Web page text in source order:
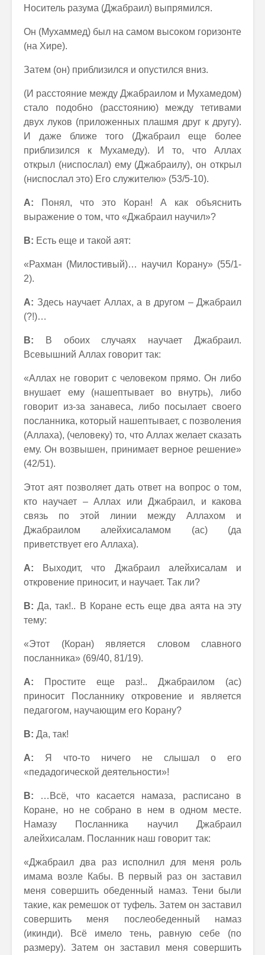
Носитель разума (Джабраил) выпрямился.
Он (Мухаммед) был на самом высоком горизонте
(на Хире).
Затем (он) приблизился и опустился вниз.
(И расстояние между Джабраилом и Мухамедом)
стало подобно (расстоянию) между тетивами
двух луков (приложенных плашмя друг к другу).
И даже ближе того (Джабраил еще более
приблизился к Мухамеду). И то, что Аллах
открыл (ниспослал) ему (Джабраилу), он открыл
(ниспослал это) Его служителю» (53/5-10).
А: Понял, что это Коран! А как объяснить
выражение о том, что «Джабраил научил»?
В: Есть еще и такой аят:
«Рахман (Милостивый)… научил Корану» (55/1-
2).
А: Здесь научает Аллах, а в другом – Джабраил
(?!)…
В: В обоих случаях научает Джабраил.
Всевышний Аллах говорит так:
«Аллах не говорит с человеком прямо. Он либо
внушает ему (нашептывает во внутрь), либо
говорит из-за занавеса, либо посылает своего
посланника, который нашептывает, с позволения
(Аллаха), (человеку) то, что Аллах желает сказать
ему. Он возвышен, принимает верное решение»
(42/51).
Этот аят позволяет дать ответ на вопрос о том,
кто научает – Аллах или Джабраил, и какова
связь по этой линии между Аллахом и
Джабраилом алейхисаламом (ас) (да
приветствует его Аллаха).
А: Выходит, что Джабраил алейхисалам и
откровение приносит, и научает. Так ли?
В: Да, так!.. В Коране есть еще два аята на эту
тему:
«Этот (Коран) является словом славного
посланника» (69/40, 81/19).
А: Простите еще раз!.. Джабраилом (ас)
приносит Посланнику откровение и является
педагогом, научающим его Корану?
В: Да, так!
А: Я что-то ничего не слышал о его
«педадогической деятельности»!
В: …Всё, что касается намаза, расписано в
Коране, но не собрано в нем в одном месте.
Намазу Посланника научил Джабраил
алейхисалам. Посланник наш говорит так:
«Джабраил два раз исполнил для меня роль
имама возле Кабы. В первый раз он заставил
меня совершить обеденный намаз. Тени были
такие, как ремешок от туфель. Затем он заставил
совершить меня послеобеденный намаз
(икинди). Всё имело тень, равную себе (по
размеру). Затем он заставил меня совершить